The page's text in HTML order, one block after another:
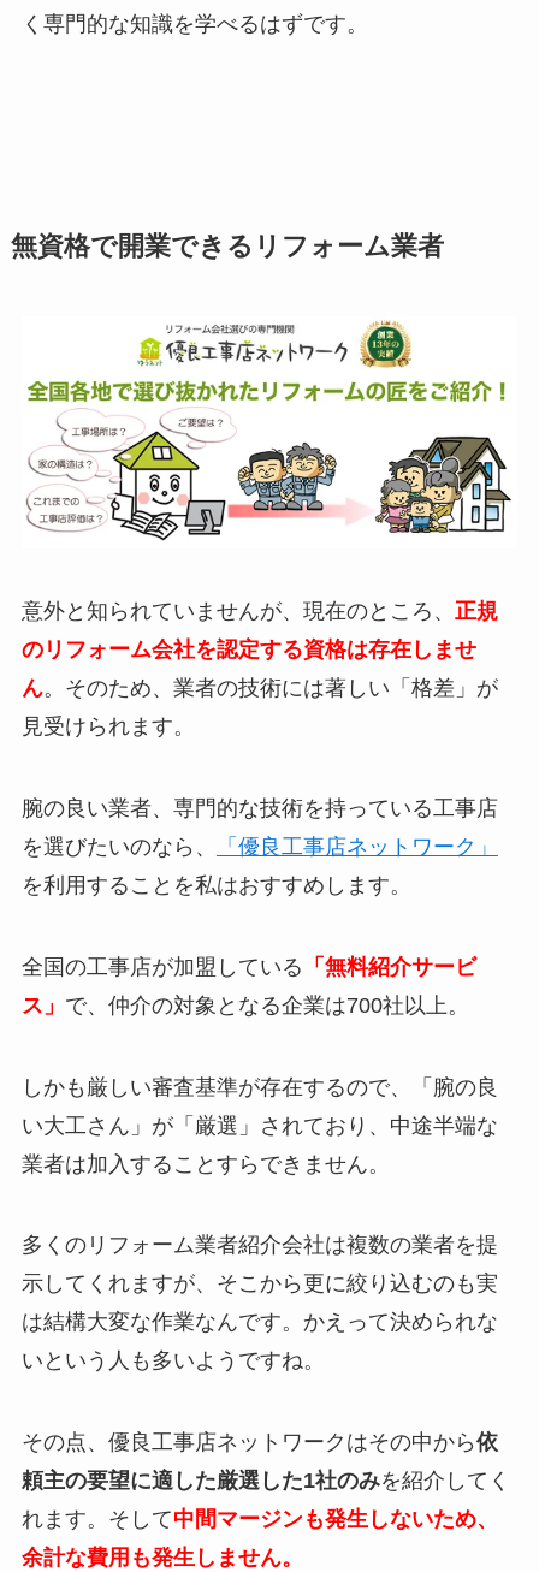
く専門的な知識を学べるはずです。
無資格で開業できるリフォーム業者
意外と知られていませんが、現在のところ、 正規
のリフォーム会社を認定する資格は存在しませ
ん。そのため、業者の技術には著しい「格差」が
見受けられます。
腕の良い業者、専門的な技術を持っている工事店
を選びたいのなら、
「優良工事店ネットワーク」
を利用することを私はおすすめします。
全国の工事店が加盟している 「無料紹介サービ
ス」 で、仲介の対象となる企業は700社以上。
しかも厳しい審査基準が存在するので、「腕の良
い大工さん」が「厳選」されており、中途半端な
業者は加入することすらできません。
多くのリフォーム業者紹介会社は複数の業者を提
示してくれますが、そこから更に絞り込むのも実
は結構大変な作業なんです。かえって決められな
いという人も多いようですね。
その点、優良工事店ネットワークはその中から依
頼主の要望に適した厳選した1社のみを紹介してく
れます。そして中間マージンも発生しないため、
余計な費用も発生しません。